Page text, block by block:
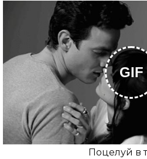
GIF
Поцелуй в